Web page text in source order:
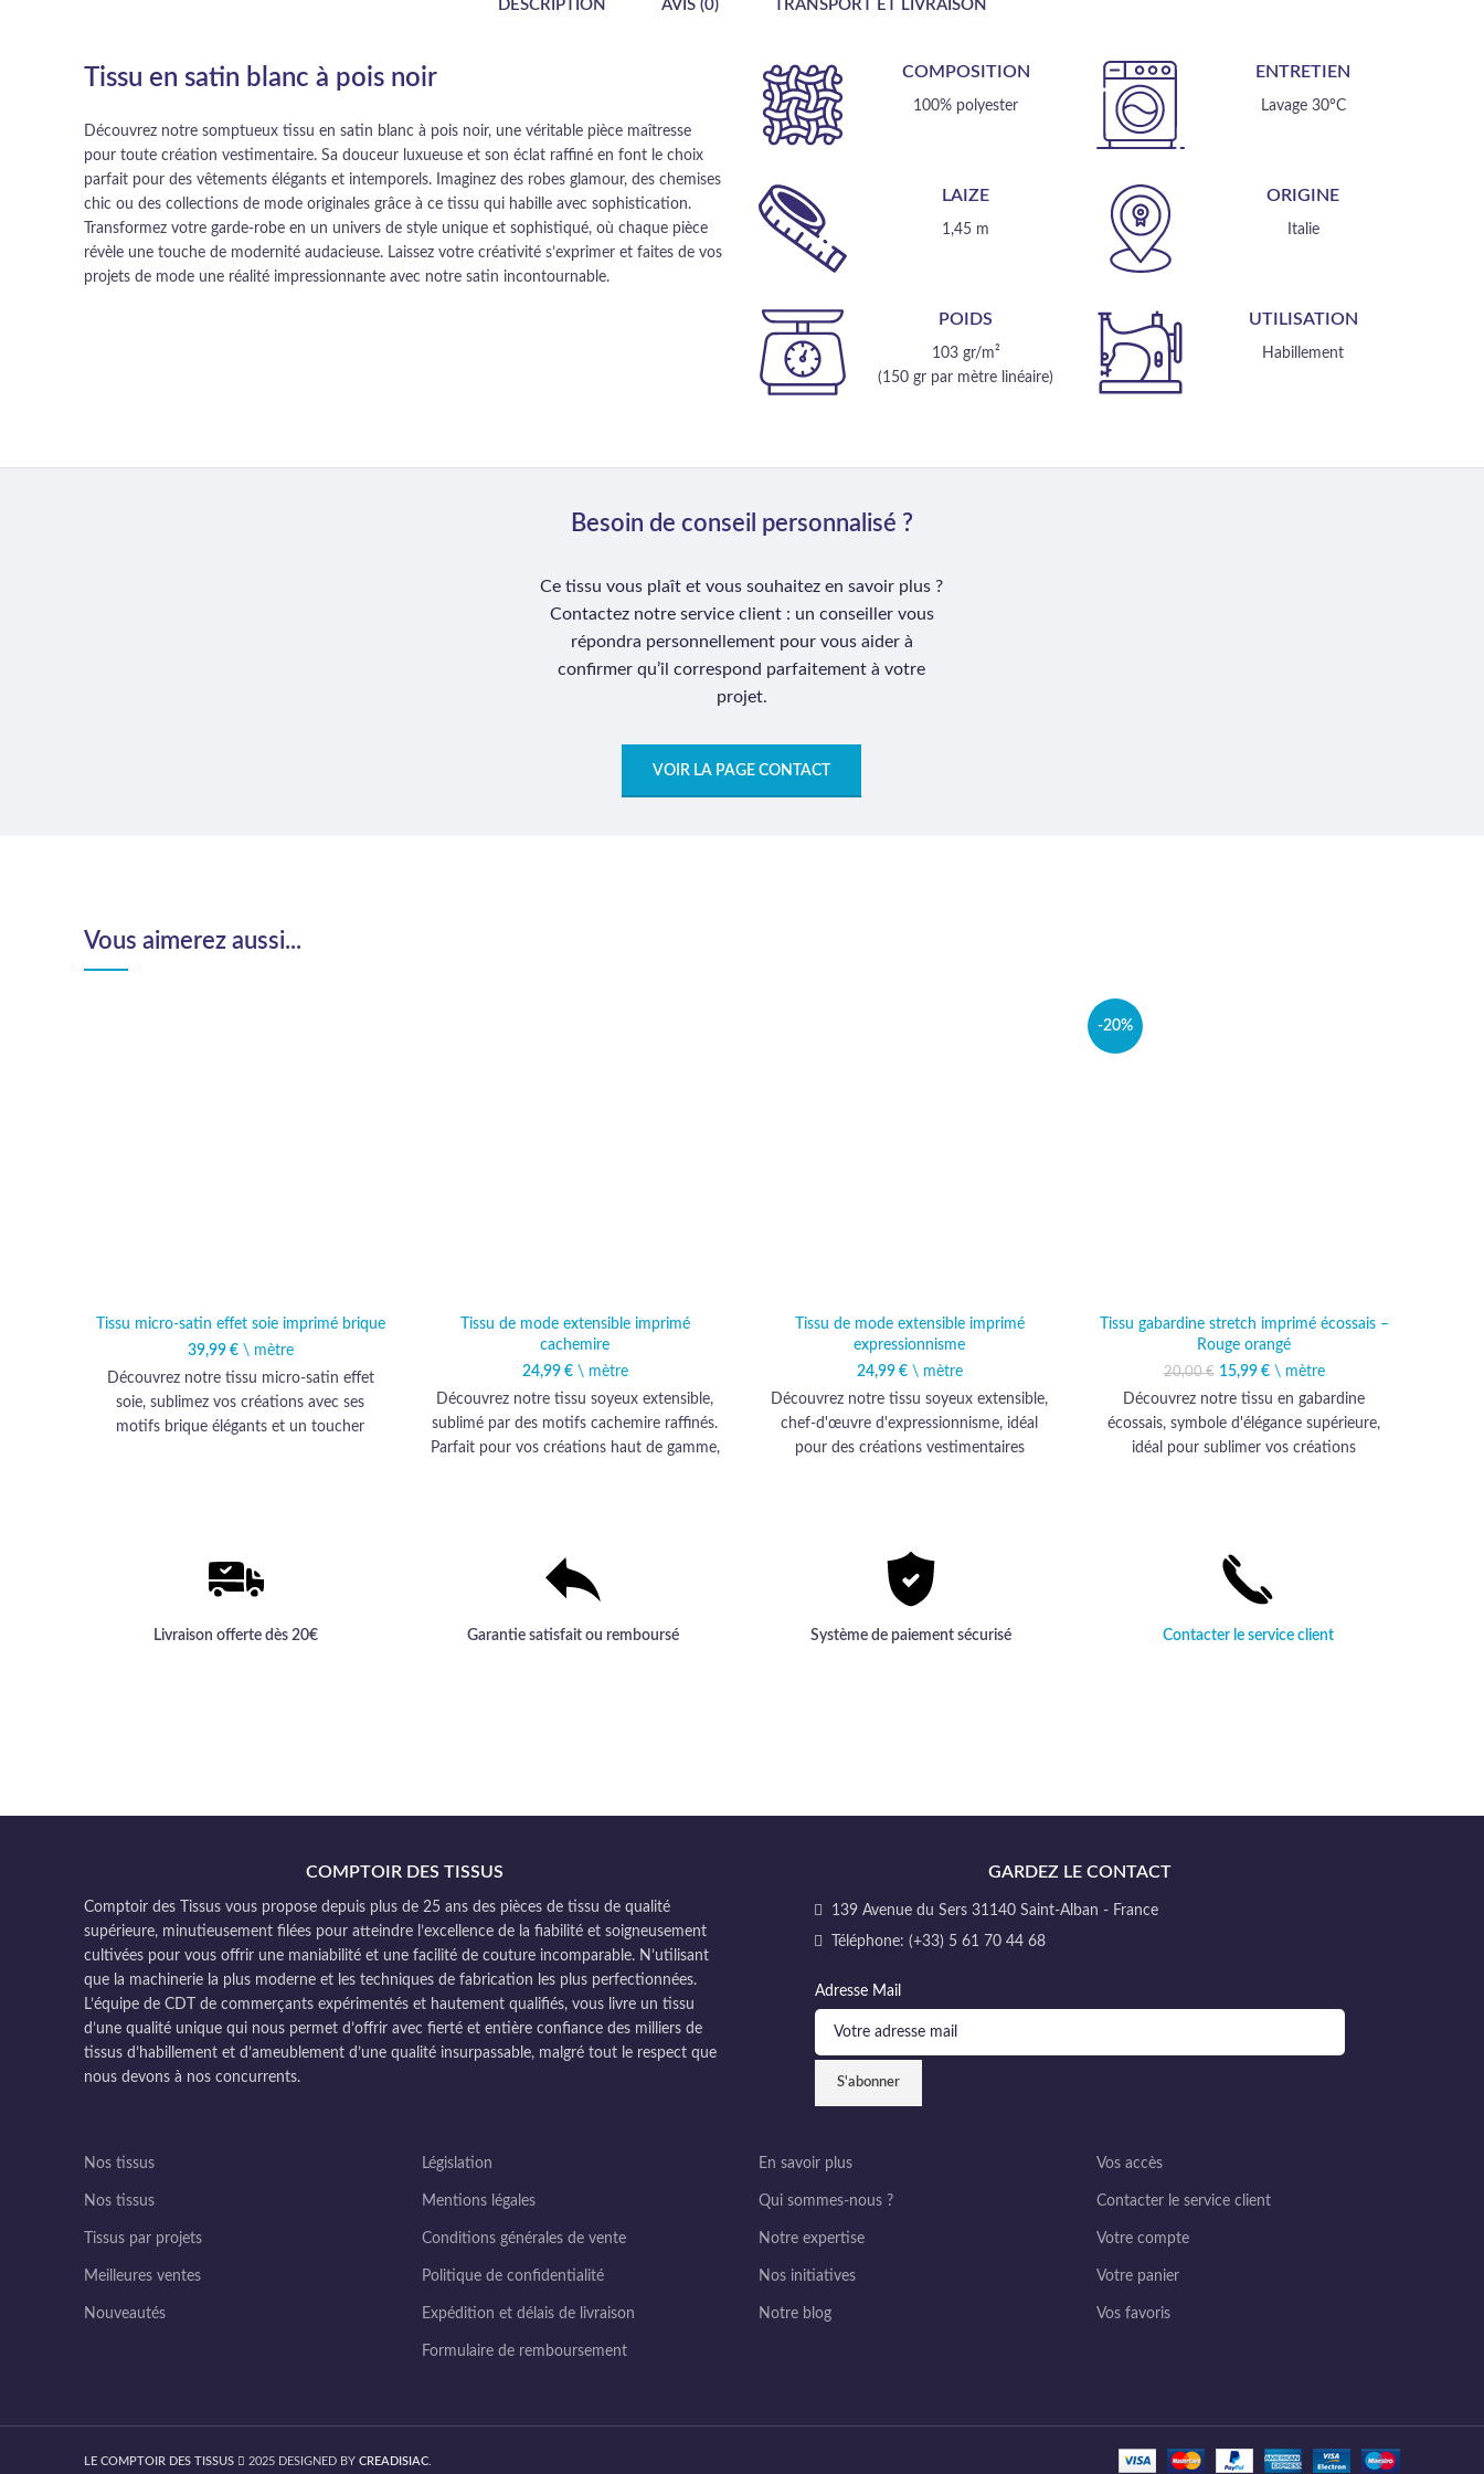
DESCRIPTION AVIS (0) TRANSPORT ET LIVRAISON
Tissu en satin blanc à pois noir
Découvrez notre somptueux tissu en satin blanc à pois noir, une véritable pièce maîtresse
pour toute création vestimentaire. Sa douceur luxueuse et son éclat raffiné en font le choix
parfait pour des vêtements élégants et intemporels. Imaginez des robes glamour, des chemises
chic ou des collections de mode originales grâce à ce tissu qui habille avec sophistication.
Transformez votre garde-robe en un univers de style unique et sophistiqué, où chaque pièce
révèle une touche de modernité audacieuse. Laissez votre créativité s’exprimer et faites de vos
projets de mode une réalité impressionnante avec notre satin incontournable.
COMPOSITION
100% polyester
LAIZE
1,45 m
POIDS
103 gr/m²
(150 gr par mètre linéaire)
ENTRETIEN
Lavage 30°C
ORIGINE
Italie
UTILISATION
Habillement
Besoin de conseil personnalisé ?
Ce tissu vous plaît et vous souhaitez en savoir plus ?
Contactez notre service client : un conseiller vous
répondra personnellement pour vous aider à
confirmer qu’il correspond parfaitement à votre
projet.
VOIR LA PAGE CONTACT
Vous aimerez aussi...
Tissu micro-satin effet soie imprimé brique
39,99 €\ mètre
Découvrez notre tissu micro-satin effet
soie, sublimez vos créations avec ses
motifs brique élégants et un toucher
Tissu de mode extensible imprimé
cachemire
24,99 €\ mètre
Découvrez notre tissu soyeux extensible,
sublimé par des motifs cachemire raffinés.
Parfait pour vos créations haut de gamme,
Tissu de mode extensible imprimé
expressionnisme
24,99 €\ mètre
Découvrez notre tissu soyeux extensible,
chef-d'œuvre d'expressionnisme, idéal
pour des créations vestimentaires
-20%
Tissu gabardine stretch imprimé écossais –
Rouge orangé
20,00€
Le prix initial était :
20,00 €.
15,99 € Le prix actuel est :
15,99 €.
\ mètre
Découvrez notre tissu en gabardine
écossais, symbole d'élégance supérieure,
idéal pour sublimer vos créations
Livraison offerte dès 20€ Garantie satisfait ou remboursé Système de paiement sécurisé Contacter le service client
COMPTOIR DES TISSUS
Comptoir des Tissus vous propose depuis plus de 25 ans des pièces de tissu de qualité
supérieure, minutieusement filées pour atteindre l’excellence de la fiabilité et soigneusement
cultivées pour vous offrir une maniabilité et une facilité de couture incomparable. N’utilisant
que la machinerie la plus moderne et les techniques de fabrication les plus perfectionnées.
L’équipe de CDT de commerçants expérimentés et hautement qualifiés, vous livre un tissu
d’une qualité unique qui nous permet d’offrir avec fierté et entière confiance des milliers de
tissus d’habillement et d’ameublement d’une qualité insurpassable, malgré tout le respect que
nous devons à nos concurrents.
GARDEZ LE CONTACT
139 Avenue du Sers 31140 Saint-Alban - France
Téléphone: (+33) 5 61 70 44 68
Adresse Mail
Nos tissus
Nos tissus
Tissus par projets
Meilleures ventes
Nouveautés
Législation
Mentions légales
Conditions générales de vente
Politique de confidentialité
Expédition et délais de livraison
Formulaire de remboursement
En savoir plus
Qui sommes-nous ?
Notre expertise
Nos initiatives
Notre blog
Vos accès
Contacter le service client
Votre compte
Votre panier
Vos favoris
LE COMPTOIR DES TISSUS 2025 DESIGNED BY CREADISIAC